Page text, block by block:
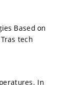
Based on
tech
In